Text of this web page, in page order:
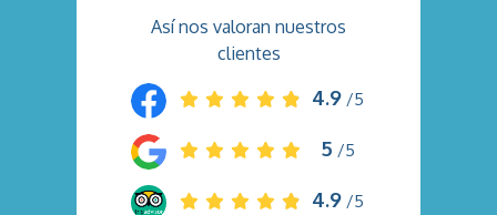
Así nos valoran nuestros
clientes
4.9 /5
5 /5
4.9 /5